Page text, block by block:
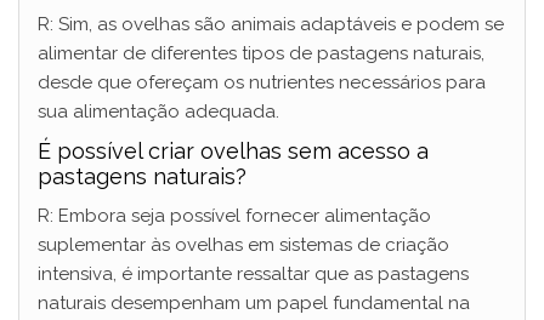
R: Sim, as ovelhas são animais adaptáveis e podem se
alimentar de diferentes tipos de pastagens naturais,
desde que ofereçam os nutrientes necessários para
sua alimentação adequada.
É possível criar ovelhas sem acesso a
pastagens naturais?
R: Embora seja possível fornecer alimentação
suplementar às ovelhas em sistemas de criação
intensiva, é importante ressaltar que as pastagens
naturais desempenham um papel fundamental na